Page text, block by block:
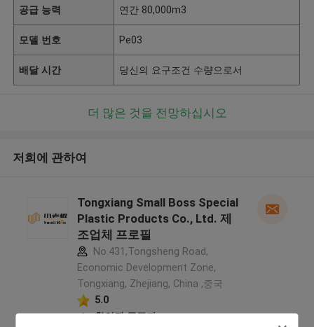
공급 능력 연간 80,000m3
모델 번호 Pe03
배달 시간 당신의 요구조건 수량으로서
더 많은 것을 전망하십시오
저희에 관하여
Tongxiang Small Boss Special
Plastic Products Co., Ltd. 제
조업체 프로필
No.431,Tongsheng Road,
Economic Development Zone,
Tongxiang, Zhejiang, China ,중국
5.0
확인된 공급자